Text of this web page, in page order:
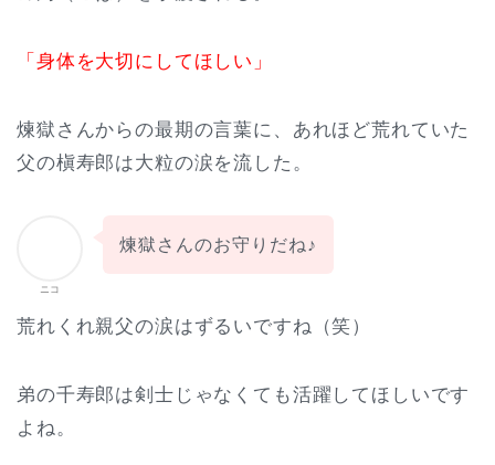
「身体を大切にしてほしい」
煉獄さんからの最期の言葉に、あれほど荒れていた
父の槇寿郎は大粒の涙を流した。
ニコ
煉獄さんのお守りだね♪
荒れくれ親父の涙はずるいですね（笑）
弟の千寿郎は剣士じゃなくても活躍してほしいです
よね。